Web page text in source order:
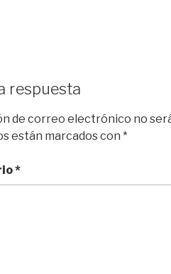
respuesta
de correo electrónico no
están marcados con *
*